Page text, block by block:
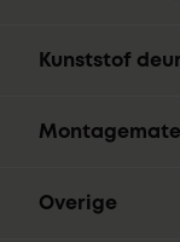
Kunststof
Overige